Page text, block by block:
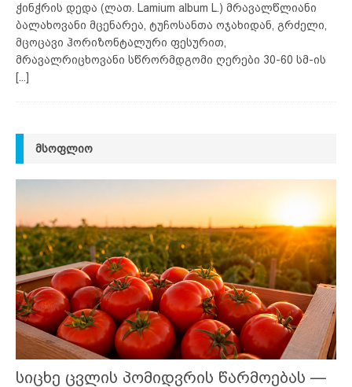
ჭინჭრის დედა (ლათ. Lamium album L.) მრავალწლიანი
ბალახოვანი მცენარეა, ტუჩოსანთა ოჯახიდან, გრძელი,
მცოცავი ჰორიზონტალური ფესურით,
მრავალრიცხოვანი სწრორმდგომი ღერები 30-60 სმ-ის
[...]
ᲛᲡᲝᲤᲚᲘᲝ
სიცხე ცვლის პომიდვრის წარმოებას —